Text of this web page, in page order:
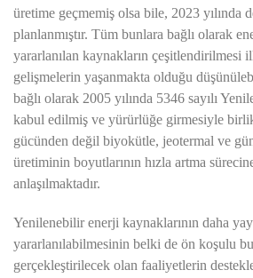
üretime geçmemiş olsa bile, 2023 yılında
planlanmıştır. Tüm bunlara bağlı olarak
yararlanılan kaynakların çeşitlendirilmesi
gelişmelerin yaşanmakta olduğu
bağlı olarak 2005 yılında 5346 sayılı
kabul edilmiş ve yürürlüğe girmesiyle
gücünden değil biyokütle, jeotermal ve
üretiminin boyutlarının hızla artma
anlaşılmaktadır.
Yenilenebilir enerji kaynaklarının daha
yararlanılabilmesinin belki de ön koşulu
gerçekleştirilecek olan faaliyetlerin